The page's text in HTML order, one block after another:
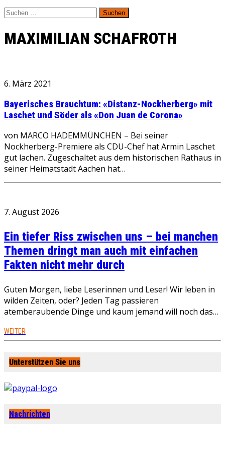
Suchen
nach:
MAXIMILIAN SCHAFROTH
6. März 2021
Bayerisches Brauchtum: «Distanz-Nockherberg» mit
Laschet und Söder als «Don Juan de Corona»
von MARCO HADEMMÜNCHEN – Bei seiner
Nockherberg-Premiere als CDU-Chef hat Armin Laschet
gut lachen. Zugeschaltet aus dem historischen Rathaus in
seiner Heimatstadt Aachen hat…
7. August 2026
Ein tiefer Riss zwischen uns – bei manchen
Themen dringt man auch mit einfachen
Fakten nicht mehr durch
Guten Morgen, liebe Leserinnen und Leser! Wir leben in
wilden Zeiten, oder? Jeden Tag passieren
atemberaubende Dinge und kaum jemand will noch das…
WEITER
Unterstützen Sie uns
Nachrichten